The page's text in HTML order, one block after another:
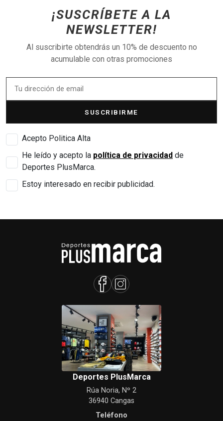
¡SUSCRÍBETE A LA
NEWSLETTER!
Al suscribirte obtendrás un 10% de descuento no
acumulable con otras promociones
SUSCRIBIRME
Acepto Politica Alta
He leído y acepto la política de privacidad de
Deportes PlusMarca.
Estoy interesado en recibir publicidad.
Deportes PlusMarca
Rúa Noria, Nº 2
36940 Cangas
Teléfono